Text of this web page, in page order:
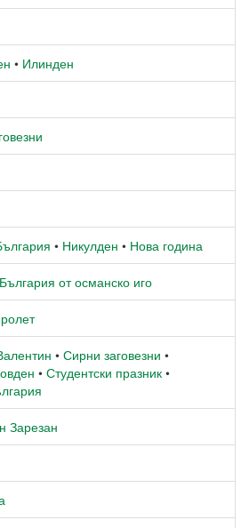
• Илинден
• Никулден • Нова година
от османско иго
• Сирни заговезни •
• Студентски празник •
Зарезан